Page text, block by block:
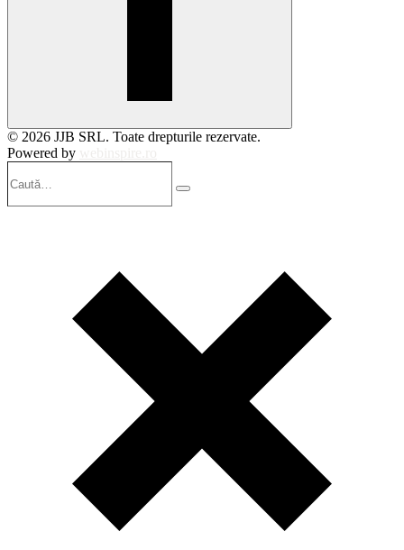
© 2026 JJB SRL. Toate drepturile rezervate.
Powered by
Search